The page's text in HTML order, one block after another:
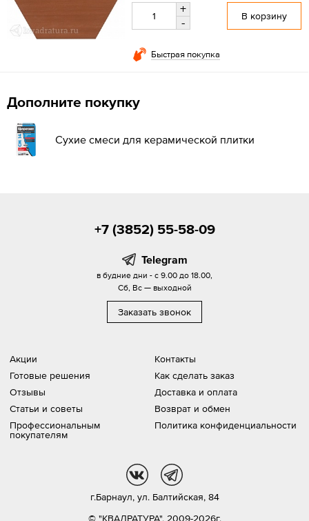
+
-
В корзину
Быстрая покупка
Дополните покупку
Сухие смеси для керамической плитки
Акции
Готовые решения
Отзывы
Статьи и советы
Профессиональным
покупателям
Контакты
Как сделать заказ
Доставка и оплата
Возврат и обмен
Политика конфиденциальности
+7 (3852) 55-58-09
Telegram
в будние дни - с 9.00 до 18.00,
Сб, Вс — выходной
Заказать звонок
© "КВАДРАТУРА", 2009-2026г.
г.Барнаул, ул. Балтийская, 84
vk tg